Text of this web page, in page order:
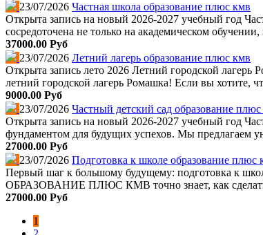
23/07/2026 Частная школа образование плюс кмв
Открыта запись на новый 2026-2027 учебный
сосредоточена не только на академическом
37000.00 Руб
23/07/2026 Летний лагерь образование плюс кмв
Открыта запись лето 2026 Летний городской
летний городской лагерь Ромашка! Если вы хотите,
9000.00 Руб
23/07/2026 Частный детский сад образование
Открыта запись на новый 2026-2027 учебный год
фундаментом для будущих успехов. Мы предлагаем
27000.00 Руб
23/07/2026 Подготовка к школе образование плюс
Первый шаг к большому будущему: подготовка к
ОБРАЗОВАНИЕ ПЛЮС КМВ точно знает, как сделать
27000.00 Руб
1